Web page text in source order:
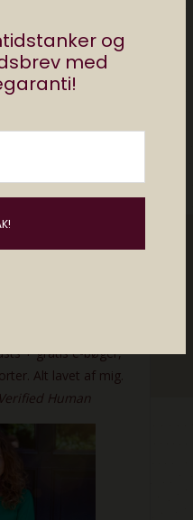
og
med
kan vente
som for eksempel
et mobilfrit
af dagen før, at